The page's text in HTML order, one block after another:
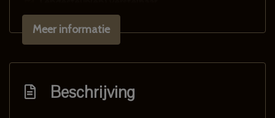
Stuur leder
Stuur verstelbaar
Stuurbekrachtiging
Voorstoelen in hoogte verstelbaar
Meer informatie
Beschrijving